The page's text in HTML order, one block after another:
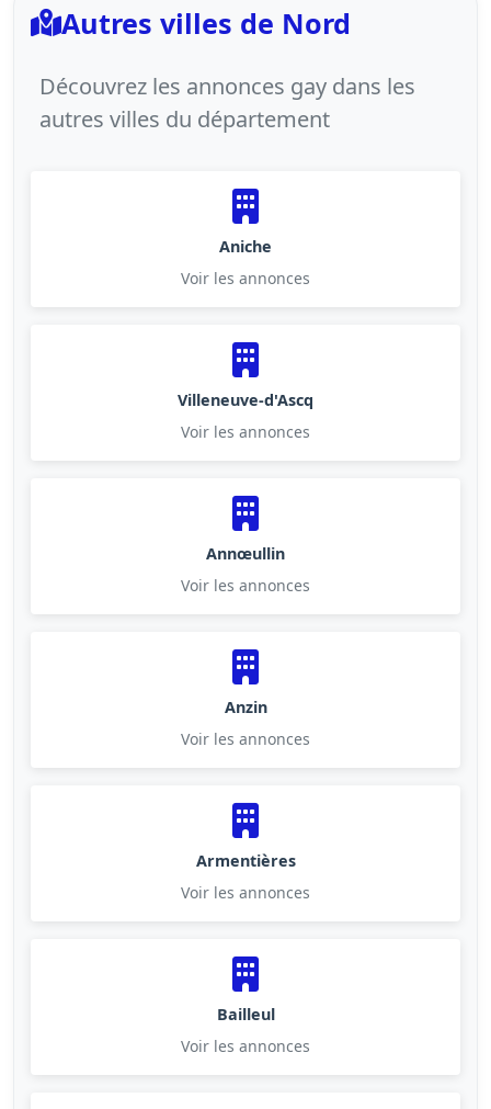
Autres villes de Nord
Découvrez les annonces gay dans les
autres villes du département
Aniche
Voir les annonces
Villeneuve-d'Ascq
Voir les annonces
Annœullin
Voir les annonces
Anzin
Voir les annonces
Armentières
Voir les annonces
Bailleul
Voir les annonces